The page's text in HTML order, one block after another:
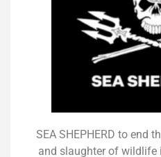
SEA SHEPHERD to end
and slaughter of wildlife